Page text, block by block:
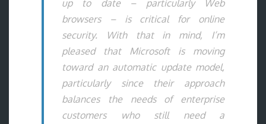
up to date – particularly Web
browsers – is critical for online
security. With that in mind, I’m
pleased that Microsoft is moving
toward an automatic update model,
particularly since their approach
balances the needs of enterprise
customers who still need a